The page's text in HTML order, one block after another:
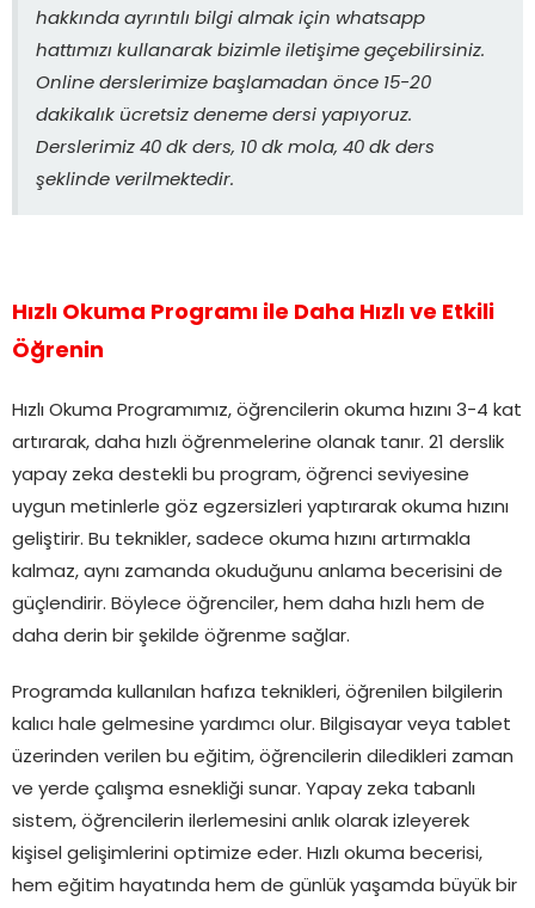
hakkında ayrıntılı bilgi almak için whatsapp
hattımızı kullanarak bizimle iletişime geçebilirsiniz.
Online derslerimize başlamadan önce 15-20
dakikalık ücretsiz deneme dersi yapıyoruz.
Derslerimiz 40 dk ders, 10 dk mola, 40 dk ders
şeklinde verilmektedir.
Hızlı Okuma Programı ile Daha Hızlı ve Etkili
Öğrenin
Hızlı Okuma Programımız, öğrencilerin okuma hızını 3-4 kat
artırarak, daha hızlı öğrenmelerine olanak tanır. 21 derslik
yapay zeka destekli bu program, öğrenci seviyesine
uygun metinlerle göz egzersizleri yaptırarak okuma hızını
geliştirir. Bu teknikler, sadece okuma hızını artırmakla
kalmaz, aynı zamanda okuduğunu anlama becerisini de
güçlendirir. Böylece öğrenciler, hem daha hızlı hem de
daha derin bir şekilde öğrenme sağlar.
Programda kullanılan hafıza teknikleri, öğrenilen bilgilerin
kalıcı hale gelmesine yardımcı olur. Bilgisayar veya tablet
üzerinden verilen bu eğitim, öğrencilerin diledikleri zaman
ve yerde çalışma esnekliği sunar. Yapay zeka tabanlı
sistem, öğrencilerin ilerlemesini anlık olarak izleyerek
kişisel gelişimlerini optimize eder. Hızlı okuma becerisi,
hem eğitim hayatında hem de günlük yaşamda büyük bir